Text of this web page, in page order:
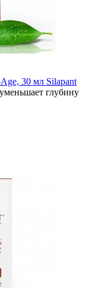
30 мл Silapant
глубину